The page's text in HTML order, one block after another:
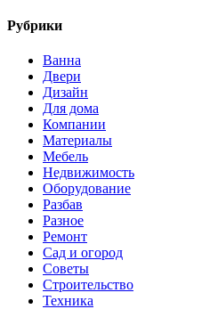
Рубрики
Ванна
Двери
Дизайн
Для дома
Компании
Материалы
Мебель
Недвижимость
Оборудование
Разбав
Разное
Ремонт
Сад и огород
Советы
Строительство
Техника